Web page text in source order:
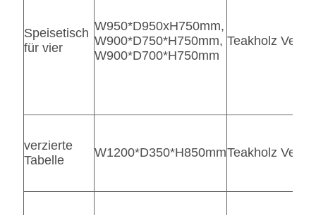
Speisetisch
für vier
W950*D950xH750mm,
W900*D750*H750mm,
W900*D700*H750mm
Teakholz
verzierte
Tabelle
W1200*D350*H850mmTeakholz